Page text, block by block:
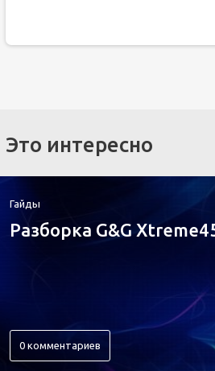
Это интересно
Гайды
Разборка G&G
0 комментариев